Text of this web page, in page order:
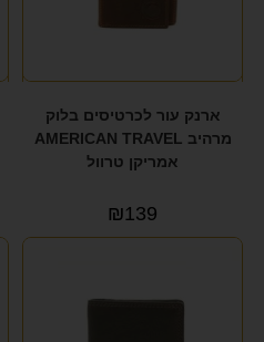
ארנק עור לכרטיסים בלוק
מרהיב AMERICAN TRAVEL
אמריקן טרוול
₪139